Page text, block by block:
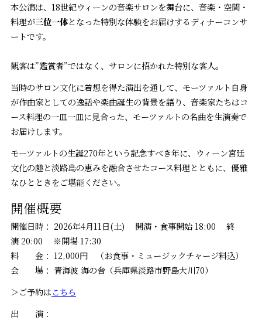
本公演は、18世紀ウィーンの音楽サロンを舞台に、音楽・空間・
料理が三位一体となった特別な体験をお届けするディナーコンサ
ートです。
観客は”鑑賞者”ではなく、サロンに招かれた特別な客人。
当時のサロン文化に着想を得た演出を通して、モーツァルト自身
が作曲家としての逸話や楽曲誕生の背景を語り、音楽家たちはコ
ース料理の一皿一皿に見合った、モーツァルトの名曲を生演奏で
お届けします。
モーツァルトの生誕270年という記念すべき年に、ウィーン宮廷
文化の趣と淡路島の恵みを融合させたコース料理とともに、優雅
なひとときをご堪能ください。
開催概要
開催日時： 2026年4月11日(土) 開演・食事開始 18:00 終
演 20:00 ※開場 17:30
料 金： 12,000円 （お食事・ミュージックチャージ料込）
会 場： 青海波 海の舎（兵庫県淡路市野島大川70）
＞ご予約は こちら
出 演：